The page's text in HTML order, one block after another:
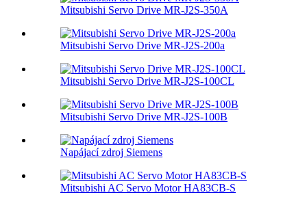
Mitsubishi Servo Drive MR-J2S-350A
Mitsubishi Servo Drive MR-J2S-200a
Mitsubishi Servo Drive MR-J2S-100CL
Mitsubishi Servo Drive MR-J2S-100B
Napájací zdroj Siemens
Mitsubishi AC Servo Motor HA83CB-S